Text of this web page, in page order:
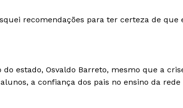
recomendações para ter certeza de que
estado, Osvaldo Barreto, mesmo que a
a confiança dos pais no ensino da rede